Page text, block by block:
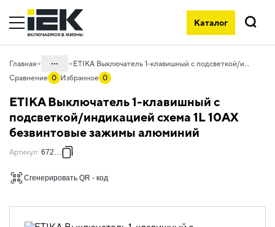
Каталог
Поиск
Главная ...
06. Изделия электроустановочные,
удлинители и силовые разъемы
изделия скрытого монтажа ETIKA
алюминий
ETIKA Выключатель 1-клавишный с подсветкой/индикацией схема 1L 10АХ безвинтовые зажимы алюминий
Сравнение 0 Избранное 0
ETIKA Выключатель 1-клавишный с
подсветкой/индикацией схема 1L 10АХ
безвинтовые зажимы алюминий
Артикул: 672403
Сгенерировать QR - код